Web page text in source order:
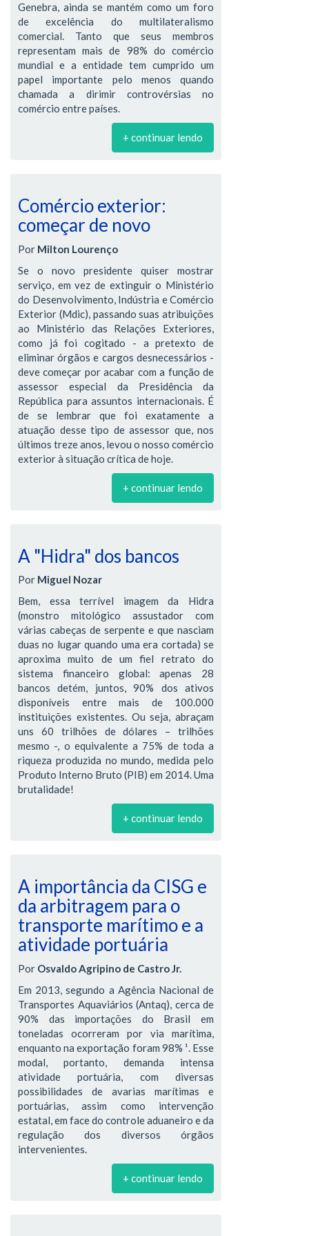
Genebra, ainda se mantém como um foro
de excelência do multilateralismo
comercial. Tanto que seus membros
representam mais de 98% do comércio
mundial e a entidade tem cumprido um
papel importante pelo menos quando
chamada a dirimir controvérsias no
comércio entre países.
+ continuar lendo
Comércio exterior:
começar de novo
Por Milton Lourenço
Se o novo presidente quiser mostrar
serviço, em vez de extinguir o Ministério
do Desenvolvimento, Indústria e Comércio
Exterior (Mdic), passando suas atribuições
ao Ministério das Relações Exteriores,
como já foi cogitado - a pretexto de
eliminar órgãos e cargos desnecessários -
deve começar por acabar com a função de
assessor especial da Presidência da
República para assuntos internacionais. É
de se lembrar que foi exatamente a
atuação desse tipo de assessor que, nos
últimos treze anos, levou o nosso comércio
exterior à situação crítica de hoje.
+ continuar lendo
A "Hidra" dos bancos
Por Miguel Nozar
Bem, essa terrível imagem da Hidra
(monstro mitológico assustador com
várias cabeças de serpente e que nasciam
duas no lugar quando uma era cortada) se
aproxima muito de um fiel retrato do
sistema financeiro global: apenas 28
bancos detém, juntos, 90% dos ativos
disponíveis entre mais de 100.000
instituições existentes. Ou seja, abraçam
uns 60 trilhões de dólares – trilhões
mesmo -, o equivalente a 75% de toda a
riqueza produzida no mundo, medida pelo
Produto Interno Bruto (PIB) em 2014. Uma
brutalidade!
+ continuar lendo
A importância da CISG e
da arbitragem para o
transporte marítimo e a
atividade portuária
Por Osvaldo Agripino de Castro Jr.
Em 2013, segundo a Agência Nacional de
Transportes Aquaviários (Antaq), cerca de
90% das importações do Brasil em
toneladas ocorreram por via marítima,
enquanto na exportação foram 98% ¹. Esse
modal, portanto, demanda intensa
atividade portuária, com diversas
possibilidades de avarias marítimas e
portuárias, assim como intervenção
estatal, em face do controle aduaneiro e da
regulação dos diversos órgãos
intervenientes.
+ continuar lendo